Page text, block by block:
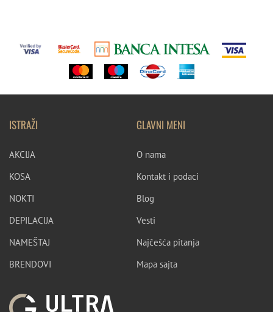
ISTRAŽI
AKCIJA
KOSA
NOKTI
DEPILACIJA
NAMEŠTAJ
BRENDOVI
GLAVNI MENI
O nama
Kontakt i podaci
Blog
Vesti
Najčešća pitanja
Mapa sajta